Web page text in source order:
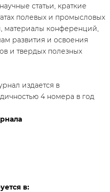
статьи, краткие
полевых и промысловых
материалы конференций,
развития и освоения
и твердых полезных
издается в
4 номера в год
в: